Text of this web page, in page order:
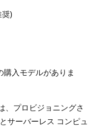
)
入モデルがありま
、プロビジョニングさ
サーバーレス コンピュ